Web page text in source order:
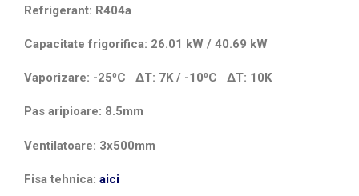
Refrigerant: R404a
Capacitate frigorifica: 26.01 kW / 40.69 kW
Vaporizare: -25⁰C ΔT: 7K / -10⁰C ΔT: 10K
Pas aripioare: 8.5mm
Ventilatoare: 3x500mm
Fisa tehnica: aici